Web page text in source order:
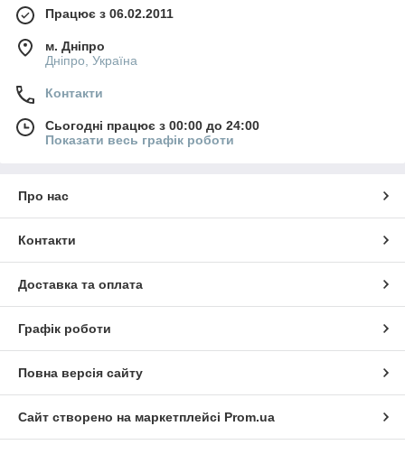
Працює з 06.02.2011
м. Дніпро
Дніпро, Україна
Контакти
Сьогодні працює з 00:00 до 24:00
Показати весь графік роботи
Про нас
Контакти
Доставка та оплата
Графік роботи
Повна версія сайту
Сайт створено на маркетплейсі Prom.ua